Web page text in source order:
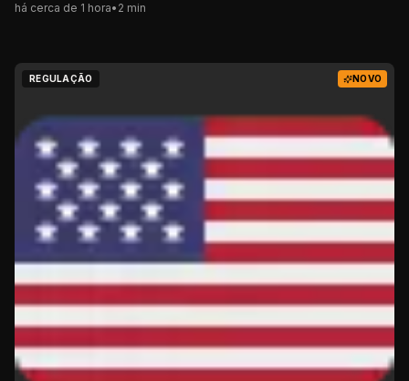
há cerca de 1 hora• 2 min
REGULAÇÃO NOVO